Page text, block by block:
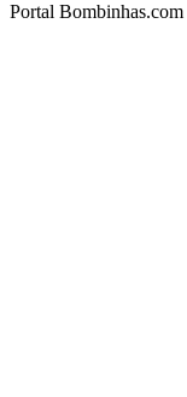
Portal Bombinhas.com